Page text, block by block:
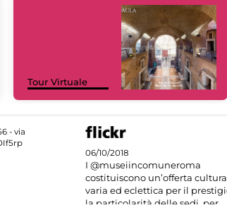
Tour Virtuale
06/10/2018
I @museiincomuneroma
costituiscono un’offerta
varia ed eclettica per il
la particolarità delle sedi, per